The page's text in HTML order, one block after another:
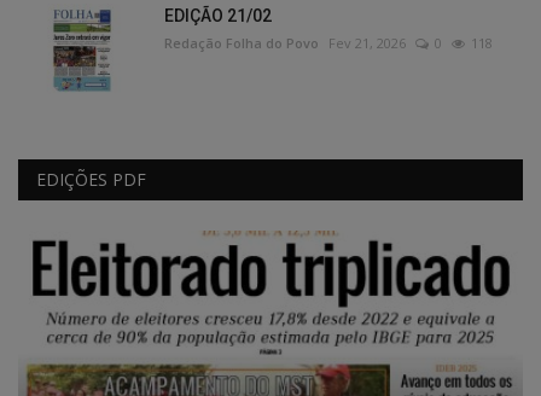
EDIÇÃO 21/02
Redação Folha do Povo Fev 21, 2026 0 118
EDIÇÕES PDF